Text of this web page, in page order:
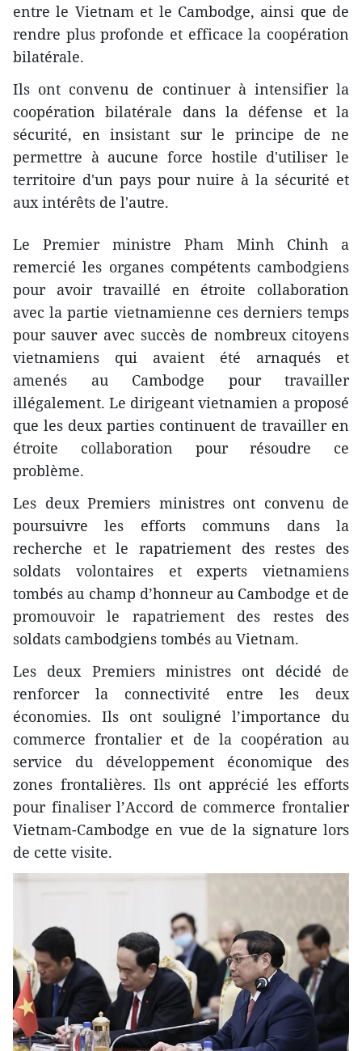
entre le Vietnam et le Cambodge, ainsi que de
rendre plus profonde et efficace la coopération
bilatérale.
Ils ont convenu de continuer à intensifier la
coopération bilatérale dans la défense et la
sécurité, en insistant sur le principe de ne
permettre à aucune force hostile d'utiliser le
territoire d'un pays pour nuire à la sécurité et
aux intérêts de l'autre.
Le Premier ministre Pham Minh Chinh a
remercié les organes compétents cambodgiens
pour avoir travaillé en étroite collaboration
avec la partie vietnamienne ces derniers temps
pour sauver avec succès de nombreux citoyens
vietnamiens qui avaient été arnaqués et
amenés au Cambodge pour travailler
illégalement. Le dirigeant vietnamien a proposé
que les deux parties continuent de travailler en
étroite collaboration pour résoudre ce
problème.
Les deux Premiers ministres ont convenu de
poursuivre les efforts communs dans la
recherche et le rapatriement des restes des
soldats volontaires et experts vietnamiens
tombés au champ d’honneur au Cambodge et de
promouvoir le rapatriement des restes des
soldats cambodgiens tombés au Vietnam.
Les deux Premiers ministres ont décidé de
renforcer la connectivité entre les deux
économies. Ils ont souligné l’importance du
commerce frontalier et de la coopération au
service du développement économique des
zones frontalières. Ils ont apprécié les efforts
pour finaliser l’Accord de commerce frontalier
Vietnam-Cambodge en vue de la signature lors
de cette visite.